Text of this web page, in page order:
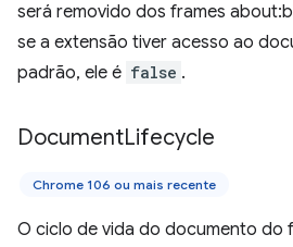
será removido dos frames
se a extensão tiver acesso ao
padrão, ele é false .
DocumentLifecycle
Chrome 106 ou mais recente
O ciclo de vida do documento do